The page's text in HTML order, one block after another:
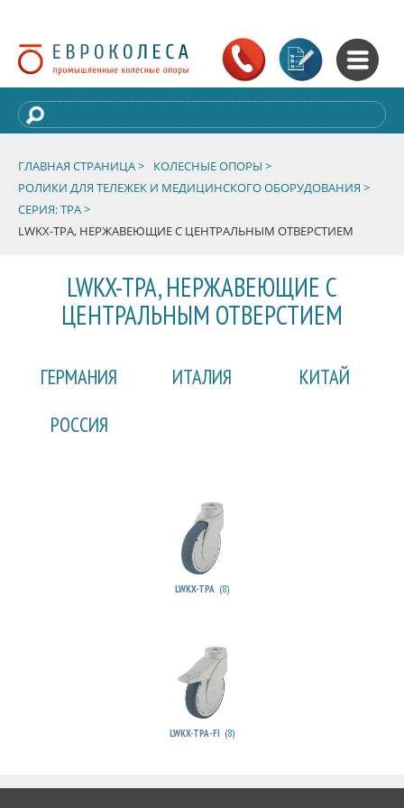
ГЛАВНАЯ СТРАНИЦА >
КОЛЕСНЫЕ ОПОРЫ >
РОЛИКИ ДЛЯ ТЕЛЕЖЕК И МЕДИЦИНСКОГО ОБОРУДОВАНИЯ >
СЕРИЯ: TPA >
LWKX-TPA, НЕРЖАВЕЮЩИЕ С ЦЕНТРАЛЬНЫМ ОТВЕРСТИЕМ
LWKX-TPA, НЕРЖАВЕЮЩИЕ С
ЦЕНТРАЛЬНЫМ ОТВЕРСТИЕМ
ГЕРМАНИЯ ИТАЛИЯ
КИТАЙ
РОССИЯ
LWKX-TPA (8)
LWKX-TPA-FI (8)